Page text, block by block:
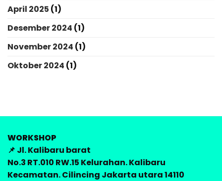
April 2025 (1)
Desember 2024 (1)
November 2024 (1)
Oktober 2024 (1)
WORKSHOP
📌 Jl. Kalibaru barat
No.3 RT.010 RW.15 Kelurahan. Kalibaru
Kecamatan. Cilincing Jakarta utara 14110